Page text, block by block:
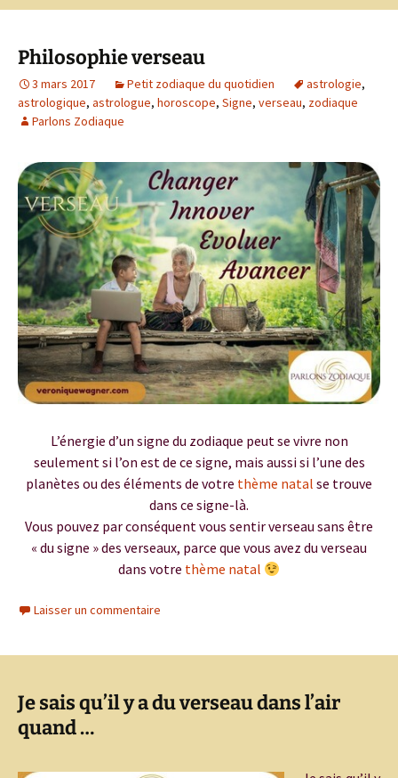
Philosophie verseau
3 mars 2017 Petit zodiaque du quotidien astrologie,
astrologique, astrologue, horoscope, Signe, verseau, zodiaque
Parlons Zodiaque
L’énergie d’un signe du zodiaque peut se vivre non
seulement si l’on est de ce signe, mais aussi si l’une des
planètes ou des éléments de votre thème natal se trouve
dans ce signe-là.
Vous pouvez par conséquent vous sentir verseau sans être
« du signe » des verseaux, parce que vous avez du verseau
dans votre thème natal
Laisser un commentaire
Je sais qu’il y a du verseau dans l’air
quand …